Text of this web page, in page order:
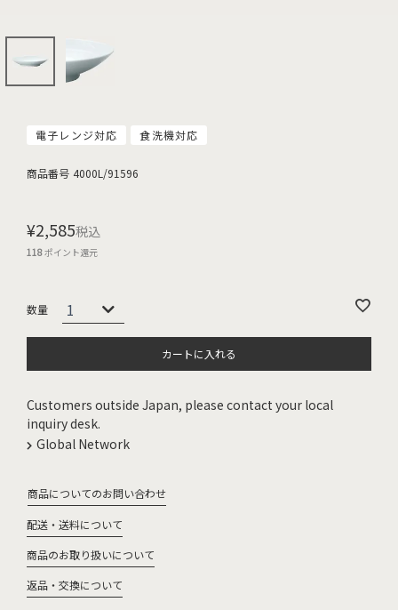
電子レンジ対応 食洗機対応
商品番号 4000L/91596
¥2,585税込
118ポイント還元
カートに入れる
Customers outside Japan, please contact your local
inquiry desk.
Global Network
商品についてのお問い合わせ
配送・送料について
商品のお取り扱いについて
返品・交換について